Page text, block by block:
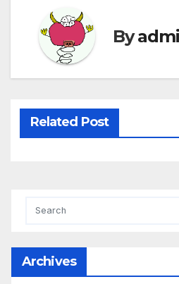
By
Related Post
Archives